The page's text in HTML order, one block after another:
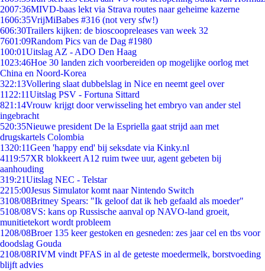
2007:36MIVD-baas lekt via Strava routes naar geheime kazerne
1606:35VrijMiBabes #316 (not very sfw!)
606:30Trailers kijken: de bioscoopreleases van week 32
7601:09Random Pics van de Dag #1980
100:01Uitslag AZ - ADO Den Haag
1023:46Hoe 30 landen zich voorbereiden op mogelijke oorlog met
China en Noord-Korea
322:13Vollering slaat dubbelslag in Nice en neemt geel over
11 22:11Uitslag PSV - Fortuna Sittard
821:14Vrouw krijgt door verwisseling het embryo van ander stel
ingebracht
520:35Nieuwe president De la Espriella gaat strijd aan met
drugskartels Colombia
1320:11Geen 'happy end' bij seksdate via Kinky.nl
4119:57XR blokkeert A12 ruim twee uur, agent gebeten bij
aanhouding
319:21Uitslag NEC - Telstar
2215:00Jesus Simulator komt naar Nintendo Switch
3108/08Britney Spears: "Ik geloof dat ik heb gefaald als moeder"
5108/08VS: kans op Russische aanval op NAVO-land groeit,
munitietekort wordt probleem
1208/08Broer 135 keer gestoken en gesneden: zes jaar cel en tbs voor
doodslag Gouda
2108/08RIVM vindt PFAS in al de geteste moedermelk, borstvoeding
blijft advies